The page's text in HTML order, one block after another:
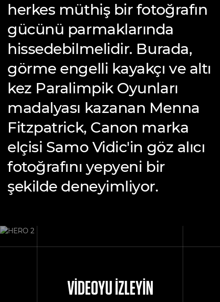
herkes müthiş bir fotoğrafın
gücünü parmaklarında
hissedebilmelidir. Burada,
görme engelli kayakçı ve altı
kez Paralimpik Oyunları
madalyası kazanan Menna
Fitzpatrick, Canon marka
elçisi Samo Vidic'in göz alıcı
fotoğrafını yepyeni bir
şekilde deneyimliyor.
VİDEOYU İZLEYİN